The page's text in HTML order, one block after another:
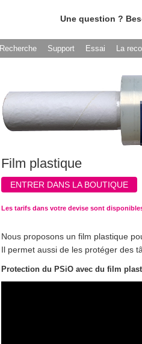
Une question ?
Recherche Support Essai La
Film plastique
ENTRER DANS LA BOUTIQUE
Les tarifs dans votre devise sont
Nous proposons un film plastique
Il permet aussi de les protéger des
Protection du PSiO avec du film